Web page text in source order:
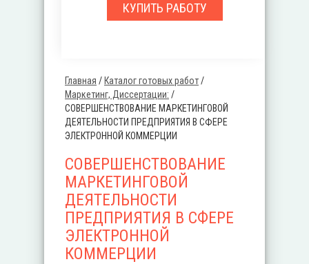
Вы здесь
Главная / Каталог готовых работ/
Маркетинг, Диссертации: /
СОВЕРШЕНСТВОВАНИЕ МАРКЕТИНГОВОЙ
ДЕЯТЕЛЬНОСТИ ПРЕДПРИЯТИЯ В СФЕРЕ
ЭЛЕКТРОННОЙ КОММЕРЦИИ
СОВЕРШЕНСТВОВАНИЕ
МАРКЕТИНГОВОЙ
ДЕЯТЕЛЬНОСТИ
ПРЕДПРИЯТИЯ В СФЕРЕ
ЭЛЕКТРОННОЙ
КОММЕРЦИИ
КУПИТЬ РАБОТУ